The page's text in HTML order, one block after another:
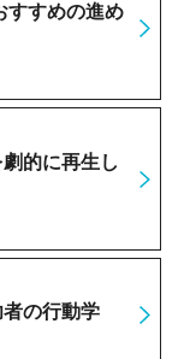
すすめの進め
的に再生し
の行動学